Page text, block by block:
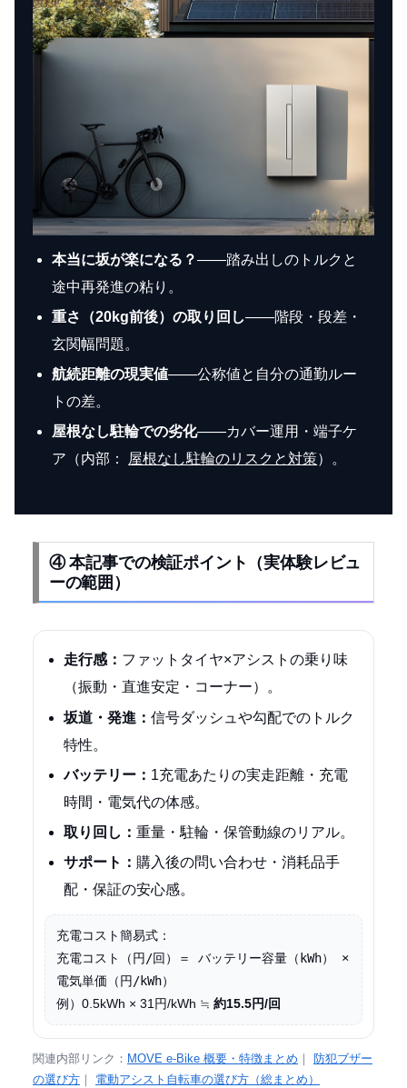
本当に坂が楽になる？——踏み出しのトルクと
途中再発進の粘り。
重さ（20kg前後）の取り回し——階段・段差・
玄関幅問題。
航続距離の現実値——公称値と自分の通勤ルー
トの差。
屋根なし駐輪での劣化——カバー運用・端子ケ
ア（内部： 屋根なし駐輪のリスクと対策）。
④ 本記事での検証ポイント（実体験レビュ
ーの範囲）
走行感： ファットタイヤ×アシストの乗り味
（振動・直進安定・コーナー）。
坂道・発進：信号ダッシュや勾配でのトルク
特性。
バッテリー： 1充電あたりの実走距離・充電
時間・電気代の体感。
取り回し：重量・駐輪・保管動線のリアル。
サポート： 購入後の問い合わせ・消耗品手
配・保証の安心感。
充電コスト簡易式：
充電コスト（円/回）＝ バッテリー容量（kWh） ×
電気単価（円/kWh）
例）0.5kWh × 31円/kWh ≒ 約15.5円/回
関連内部リンク： MOVE e-Bike 概要・特徴まとめ ｜ 防犯ブザー
の選び方 ｜ 電動アシスト自転車の選び方（総まとめ）